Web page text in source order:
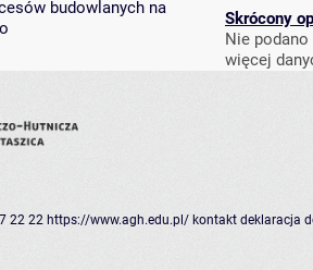
budowlanych na
Skrócony
Nie
więcej
22 22 https://www.agh.edu.pl/ kontakt deklaracja